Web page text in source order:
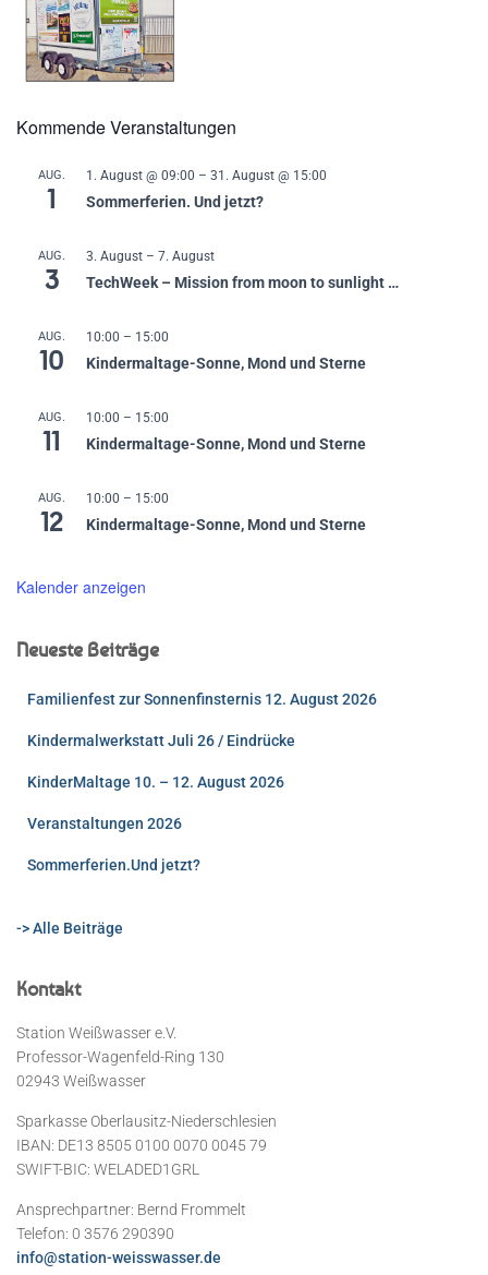
Kommende Veranstaltungen
AUG.
1
1. August @ 09:00 – 31. August @ 15:00
Sommerferien. Und jetzt?
AUG.
3
3. August – 7. August
TechWeek – Mission from moon to sunlight …
AUG.
10
10:00 – 15:00
Kindermaltage-Sonne, Mond und Sterne
AUG.
11
10:00 – 15:00
Kindermaltage-Sonne, Mond und Sterne
AUG.
12
10:00 – 15:00
Kindermaltage-Sonne, Mond und Sterne
Kalender anzeigen
Neueste Beiträge
Familienfest zur Sonnenfinsternis 12. August 2026
Kindermalwerkstatt Juli 26 / Eindrücke
KinderMaltage 10. – 12. August 2026
Veranstaltungen 2026
Sommerferien.Und jetzt?
-> Alle Beiträge
Kontakt
Station Weißwasser e.V.
Professor-Wagenfeld-Ring 130
02943 Weißwasser
Sparkasse Oberlausitz-Niederschlesien
IBAN: DE13 8505 0100 0070 0045 79
SWIFT-BIC: WELADED1GRL
Ansprechpartner: Bernd Frommelt
Telefon: 0 3576 290390
info@station-weisswasser.de